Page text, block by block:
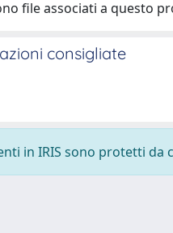
file associati a questo
consigliate
in IRIS sono protetti da